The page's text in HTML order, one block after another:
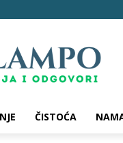
ČISTOĆA